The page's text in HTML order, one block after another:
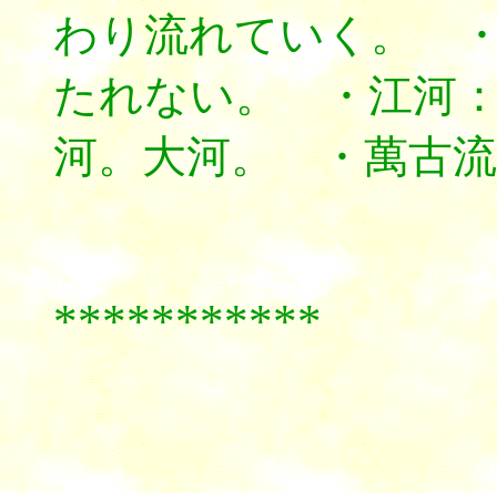
わり流れていく。
たれない。 ・江河
河。大河。 ・萬古
***********